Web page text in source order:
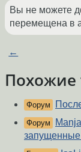
Вы не можете
перемещена в
←
Похожие
Форум
Форум